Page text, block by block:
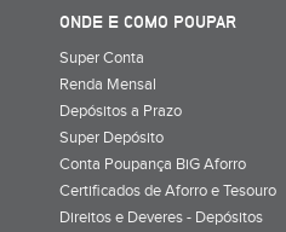
ONDE E COMO POUPAR
Super Conta
Renda Mensal
Depósitos a Prazo
Super Depósito
Conta Poupança BiG Aforro
Certificados de Aforro e Tesouro
Direitos e Deveres - Depósitos